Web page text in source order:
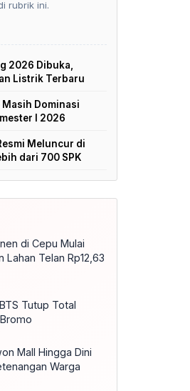
rubrik ini.
2026 Dibuka,
Listrik Terbaru
Dominasi
I 2026
Meluncur di
dari 700 SPK
di Cepu Mulai
Lahan Telan Rp12,63
Tutup Total
Mall Hingga Dini
Warga